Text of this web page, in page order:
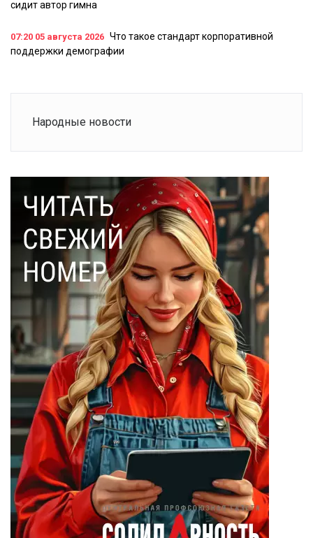
сидит автор гимна
07:20 05 августа 2026 Что такое стандарт корпоративной
поддержки демографии
Народные новости